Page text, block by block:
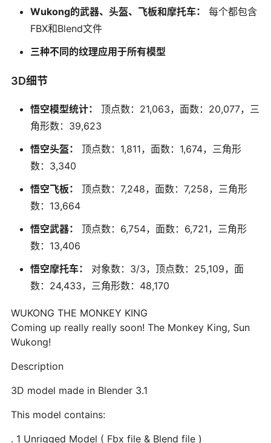
Wukong的武器、头盔、飞板和摩托车：
每个都包含
FBX和Blend文件
三种不同的纹理应用于所有模型
3D细节
悟空模型统计：
顶点数：21,063，面数：20,077，三
角形数：39,623
悟空头盔：
顶点数：1,811，面数：1,674，三角形
数：3,340
悟空飞板：
顶点数：7,248，面数：7,258，三角形
数：13,664
悟空武器：
顶点数：6,754，面数：6,721，三角形
数：13,406
悟空摩托车：
对象数：3/3，顶点数：25,109，面
数：24,433，三角形数：48,170
WUKONG THE MONKEY KING
Coming up really really soon! The Monkey King, Sun
Wukong!
Description
3D model made in Blender 3.1
This model contains:
. 1 Unrigged Model ( Fbx file & Blend file )